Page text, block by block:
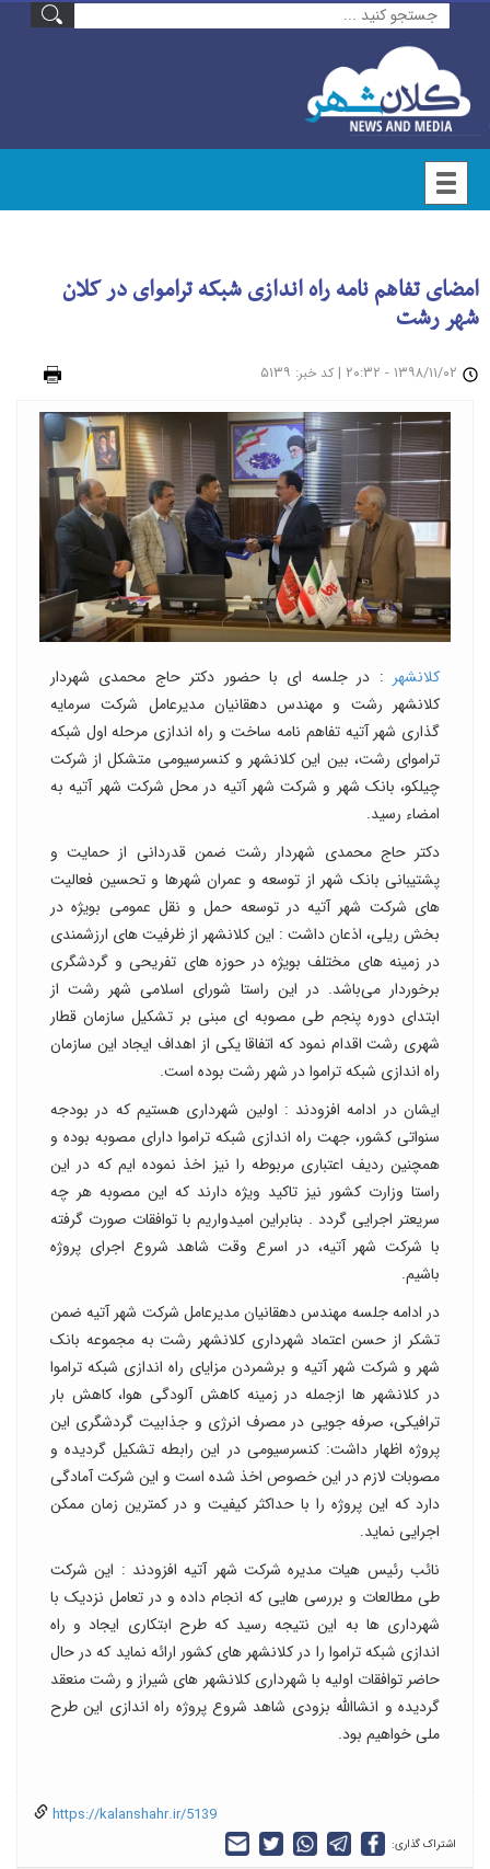
امضای تفاهم نامه راه اندازی شبکه تراموای در کلان
شهر رشت
| کد خبر: ۵۱۳۹
کلانشهر : در جلسه ای با حضور دکتر حاج محمدی شهردار
کلانشهر رشت و مهندس دهقانیان مدیرعامل شرکت سرمایه
گذاری شهر آتیه تفاهم نامه ساخت و راه اندازی مرحله اول شبکه
تراموای رشت، بین این کلانشهر و کنسرسیومی متشکل از شرکت
چیلکو، بانک شهر و شرکت شهر آتیه در محل شرکت شهر آتیه به
امضاء رسید.
دکتر حاج محمدی شهردار رشت ضمن قدردانی از حمایت و
پشتیبانی بانک شهر از توسعه و عمران شهرها و تحسین فعالیت
های شرکت شهر آتیه در توسعه حمل و نقل عمومی بویژه در
بخش ریلی، اذعان داشت : این کلانشهر از ظرفیت های ارزشمندی
در زمینه های مختلف بویژه در حوزه های تفریحی و گردشگری
برخوردار می‌باشد. در این راستا شورای اسلامی شهر رشت از
ابتدای دوره پنجم طی مصوبه ای مبنی بر تشکیل سازمان قطار
شهری رشت اقدام نمود که اتفاقا یکی از اهداف ایجاد این سازمان
راه اندازی شبکه تراموا در شهر رشت بوده است.
ایشان در ادامه افزودند : اولین شهرداری هستیم که در بودجه
سنواتی کشور، جهت راه اندازی شبکه تراموا دارای مصوبه بوده و
همچنین ردیف اعتباری مربوطه را نیز اخذ نموده ایم که در این
راستا وزارت کشور نیز تاکید ویژه دارند که این مصوبه هر چه
سریعتر اجرایی گردد . بنابراین امیدواریم با توافقات صورت گرفته
با شرکت شهر آتیه، در اسرع وقت شاهد شروع اجرای پروژه
باشیم.
در ادامه جلسه مهندس دهقانیان مدیرعامل شرکت شهر آتیه ضمن
تشکر از حسن اعتماد شهرداری کلانشهر رشت به مجموعه بانک
شهر و شرکت شهر آتیه و برشمردن مزایای راه اندازی شبکه تراموا
در کلانشهر ها ازجمله در زمینه کاهش آلودگی هوا، کاهش بار
ترافیکی، صرفه جویی در مصرف انرژی و جذابیت گردشگری این
پروژه اظهار داشت: کنسرسیومی در این رابطه تشکیل گردیده و
مصوبات لازم در این خصوص اخذ شده است و این شرکت آمادگی
دارد که این پروژه را با حداکثر کیفیت و در کمترین زمان ممکن
اجرایی نماید.
نائب رئیس هیات مدیره شرکت شهر آتیه افزودند : این شرکت
طی مطالعات و بررسی هایی که انجام داده و در تعامل نزدیک با
شهرداری ها به این نتیجه رسید که طرح ابتکاری ایجاد و راه
اندازی شبکه تراموا را در کلانشهر های کشور ارائه نماید که در حال
حاضر توافقات اولیه با شهرداری کلانشهر های شیراز و رشت منعقد
گردیده و انشاالله بزودی شاهد شروع پروژه راه اندازی این طرح
ملی خواهیم بود.​
https://kalanshahr.ir/5139
اشتراک گذاری: